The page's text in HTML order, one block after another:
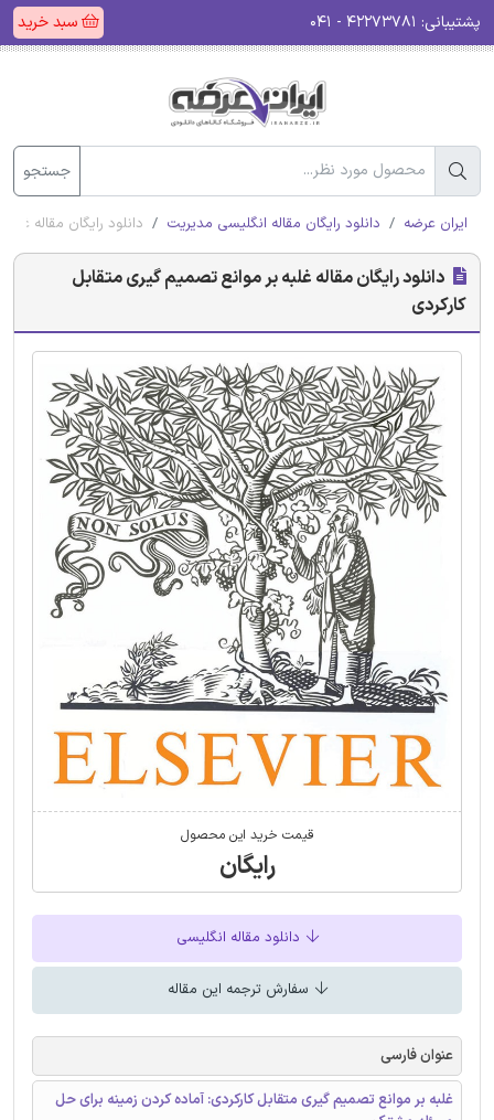
پشتیبانی: سبد خرید
جستجو
ایران عرضه دانلود رایگان مقاله انگلیسی مدیریت دانلود رایگان مقاله
دانلود رایگان مقاله غلبه بر موانع تصمیم گیری متقابل
کارکردی
قیمت خرید این محصول
رایگان
دانلود مقاله انگلیسی
سفارش ترجمه این مقاله
عنوان فارسی
غلبه بر موانع تصمیم گیری متقابل کارکردی: آماده کردن زمینه برای حل